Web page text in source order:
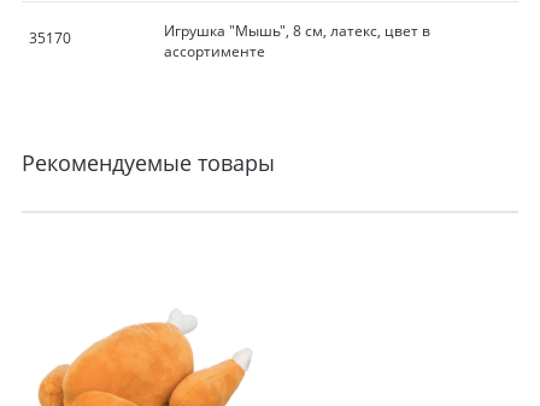
35170
Игрушка "Мышь", 8 см, латекс, цвет в
ассортименте
Рекомендуемые товары